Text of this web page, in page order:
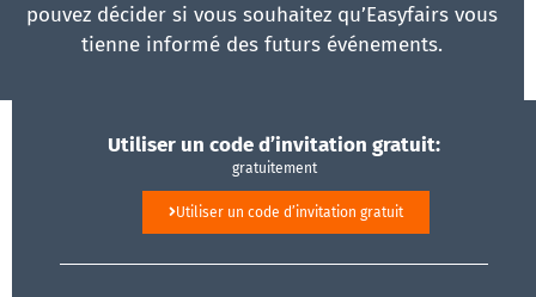
pouvez décider si vous souhaitez qu’Easyfairs vous
tienne informé des futurs événements.
Utiliser un code d’invitation gratuit:
gratuitement
Utiliser un code d’invitation gratuit